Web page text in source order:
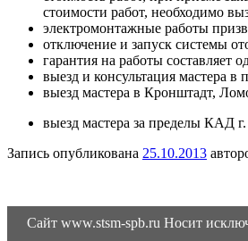
стоимости работ, необходимо
электромонтажные работы
отключение и запуск системы
гарантия на работы составляет
выезд и консультация мастера
выезд мастера в Кронштадт,
выезд мастера за пределы КАД
Запись опубликована 25.10.2013
Сайт www.stsm-spb.ru Носит